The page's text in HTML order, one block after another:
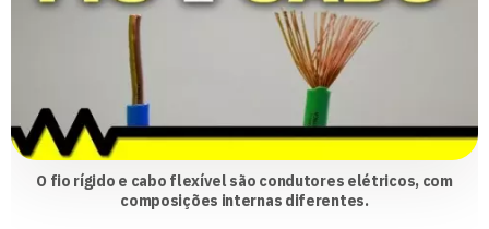
O fio rígido e cabo flexível são condutores elétricos, com
composições internas diferentes.